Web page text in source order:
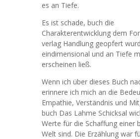
es an Tiefe.
Es ist schade, buch die
Charakterentwicklung dem
verlag Handlung geopfert
eindimensional und an Tiefe
erscheinen ließ.
Wenn ich über dieses Buch
erinnere ich mich an die
Empathie, Verständnis und
buch Das Lahme Schicksal
Werte für die Schaffung einer
Welt sind. Die Erzählung war